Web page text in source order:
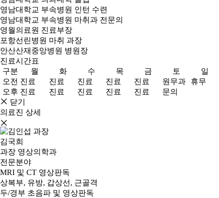
영남대학교 부속병원 인턴 수련
영남대학교 부속병원 마취과 전문의
영월의료원 진료부장
포항선린병원 마취 과장
안산산재중앙병원 병원장
진료시간표
구분
월 화 수 목 금 토
일
오전 진료 진료 진료 진료 진료
원무과
문의
휴무
오후 진료 진료 진료 진료
진료
닫기
의료진 상세
김국희
과장 영상의학과
전문분야
MRI 및 CT 영상판독
상복부, 유방, 갑상선, 근골격
두/경부 초음파 및 영상판독